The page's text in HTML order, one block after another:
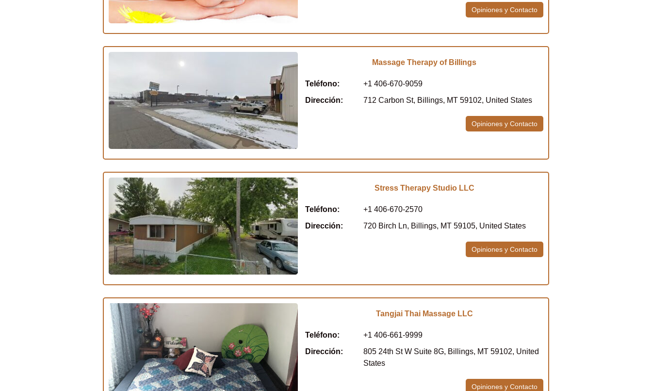
Opiniones y Contacto
Massage Therapy of Billings
Teléfono:
+1 406-670-9059
Dirección:
712 Carbon St, Billings, MT 59102, United States
Opiniones y Contacto
Stress Therapy Studio LLC
Teléfono:
+1 406-670-2570
Dirección:
720 Birch Ln, Billings, MT 59105, United States
Opiniones y Contacto
Tangjai Thai Massage LLC
Teléfono:
+1 406-661-9999
Dirección:
805 24th St W Suite 8G, Billings, MT 59102, United
States
Opiniones y Contacto